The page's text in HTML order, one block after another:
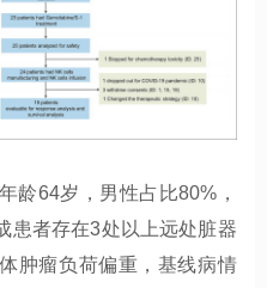
龄64岁，男性占比80%，
患者存在3处以上远处脏器
肿瘤负荷偏重，基线病情